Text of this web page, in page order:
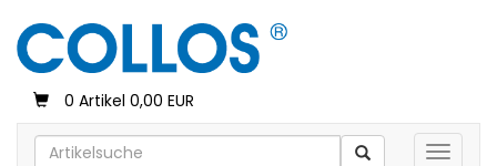
0 Artikel 0,00 EUR
Toggle